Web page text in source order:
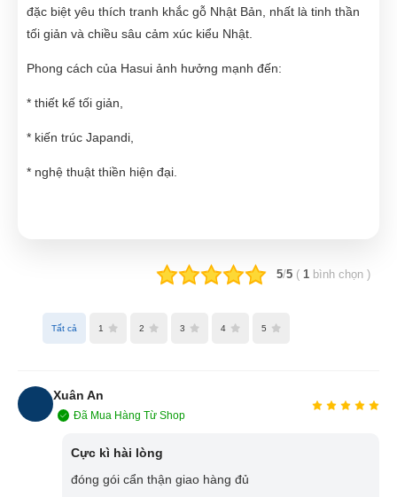
đặc biệt yêu thích tranh khắc gỗ Nhật Bản, nhất là tinh thần
tối giản và chiều sâu cảm xúc kiểu Nhật.
Phong cách của Hasui ảnh hưởng mạnh đến:
* thiết kế tối giản,
* kiến trúc Japandi,
* nghệ thuật thiền hiện đại.
5/5 ( 1 bình chọn)
Tất cả 1 2 3 4 5
Xuân An
Đã Mua Hàng Từ Shop
Cực kì hài lòng
đóng gói cẩn thận giao hàng đủ